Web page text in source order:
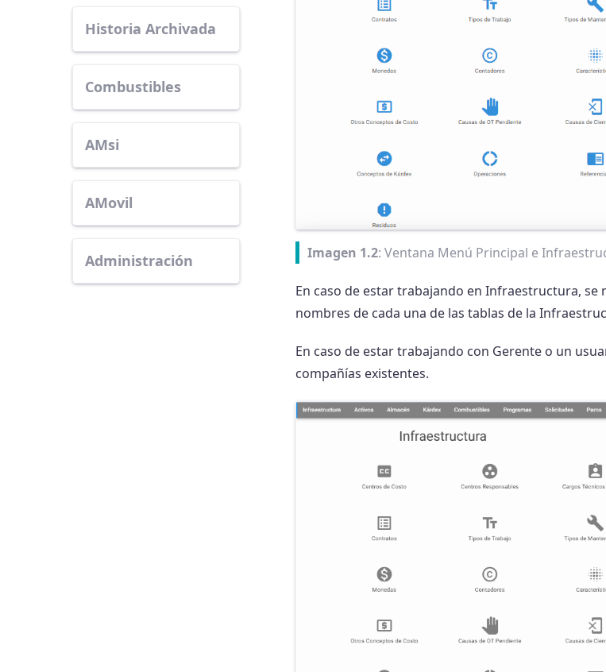
Historia Archivada
Combustibles
AMsi
AMovil
Administración Imagen 1.2: Ventana Menú Principal e
En caso de estar trabajando en Infraestructura, se
nombres de cada una de las tablas de la
En caso de estar trabajando con Gerente o un
compañías existentes.